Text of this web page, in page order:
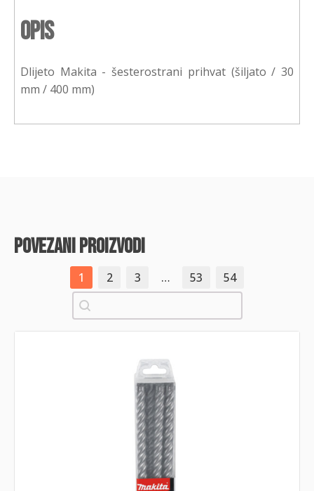
Opis
Dlijeto Makita - šesterostrani prihvat (šiljato / 30
mm / 400 mm)
povezani proizvodi
1 2 3 … 53
54
Pretraži